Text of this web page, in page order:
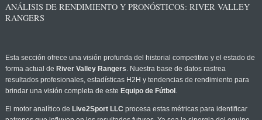
ANÁLISIS DE RENDIMIENTO Y PRONÓSTICOS: RIVER VALLEY
RANGERS
Esta sección ofrece una visión profunda del historial competitivo y el estado de
forma actual de River Valley Rangers. Nuestra base de datos rastrea
resultados profesionales, estadísticas H2H y tendencias de rendimiento para
brindar una visión completa de este Equipo de Fútbol .
El motor analítico de Live2Sport LLC procesa estas métricas para identificar